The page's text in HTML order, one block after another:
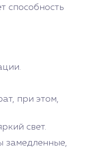
способность
при этом,
свет.
замедленные,